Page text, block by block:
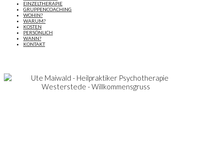
EINZELTHERAPIE
GRUPPENCOACHING
WOHIN?
WARUM?
KOSTEN
PERSÖNLICH
WANN?
KONTAKT